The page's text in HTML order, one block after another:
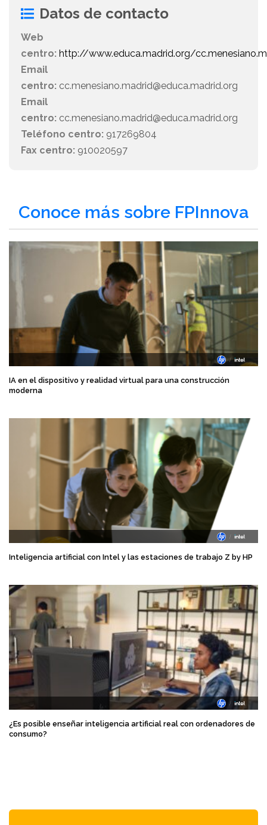
Datos de contacto
Web
centro: http://www.educa.madrid.org/
Email
centro: cc.menesiano.madrid@educa.madrid.org
Email
centro: cc.menesiano.madrid@educa.madrid.org
Teléfono centro: 917269804
Fax centro: 910020597
Conoce más sobre FPInnova
IA en el dispositivo y realidad virtual para una construcción
moderna
Inteligencia artificial con Intel y las estaciones de trabajo Z by HP
¿Es posible enseñar inteligencia artificial real con ordenadores de
consumo?